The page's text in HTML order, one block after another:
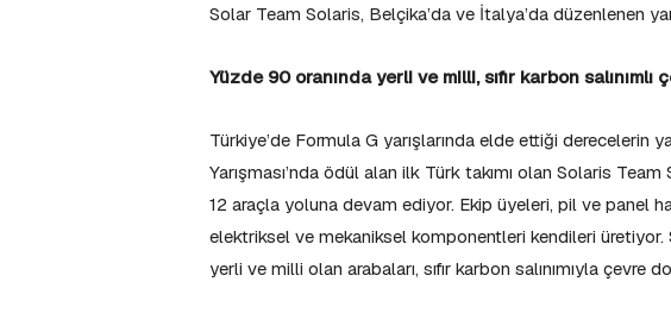
Solar Team Solaris, Belçika’da ve İtalya’da düzenlenen
Yüzde 90 oranında yerli ve milli, sıfır karbon
Türkiye’de Formula G yarışlarında elde ettiği derecelerin
Yarışması’nda ödül alan ilk Türk takımı olan Solaris
12 araçla yoluna devam ediyor. Ekip üyeleri, pil ve panel
elektriksel ve mekaniksel komponentleri kendileri üretiyor.
yerli ve milli olan arabaları, sıfır karbon salınımıyla çevre